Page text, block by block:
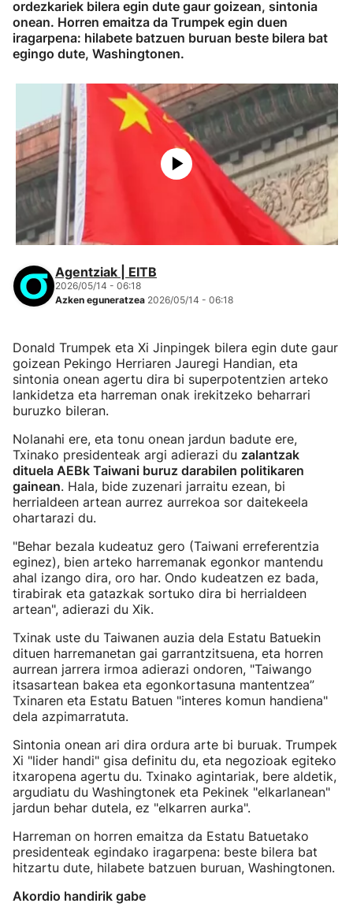
ordezkariek bilera egin dute gaur goizean, sintonia
onean. Horren emaitza da Trumpek egin duen
iragarpena: hilabete batzuen buruan beste bilera bat
egingo dute, Washingtonen.
Agentziak | EITB
2026/05/14 - 06:18
Azken eguneratzea 2026/05/14 - 06:18
Donald Trumpek eta Xi Jinpingek bilera egin dute gaur
goizean Pekingo Herriaren Jauregi Handian, eta
sintonia onean agertu dira bi superpotentzien arteko
lankidetza eta harreman onak irekitzeko beharrari
buruzko bileran.
Nolanahi ere, eta tonu onean jardun badute ere,
Txinako presidenteak argi adierazi du zalantzak
dituela AEBk Taiwani buruz darabilen politikaren
gainean. Hala, bide zuzenari jarraitu ezean, bi
herrialdeen artean aurrez aurrekoa sor daitekeela
ohartarazi du.
"Behar bezala kudeatuz gero (Taiwani erreferentzia
eginez), bien arteko harremanak egonkor mantendu
ahal izango dira, oro har. Ondo kudeatzen ez bada,
tirabirak eta gatazkak sortuko dira bi herrialdeen
artean", adierazi du Xik.
Txinak uste du Taiwanen auzia dela Estatu Batuekin
dituen harremanetan gai garrantzitsuena, eta horren
aurrean jarrera irmoa adierazi ondoren, "Taiwango
itsasartean bakea eta egonkortasuna mantentzea”
Txinaren eta Estatu Batuen "interes komun handiena"
dela azpimarratuta.
Sintonia onean ari dira ordura arte bi buruak. Trumpek
Xi "lider handi" gisa definitu du, eta negozioak egiteko
itxaropena agertu du. Txinako agintariak, bere aldetik,
argudiatu du Washingtonek eta Pekinek "elkarlanean"
jardun behar dutela, ez "elkarren aurka".
Harreman on horren emaitza da Estatu Batuetako
presidenteak egindako iragarpena: beste bilera bat
hitzartu dute, hilabete batzuen buruan, Washingtonen.
Akordio handirik gabe